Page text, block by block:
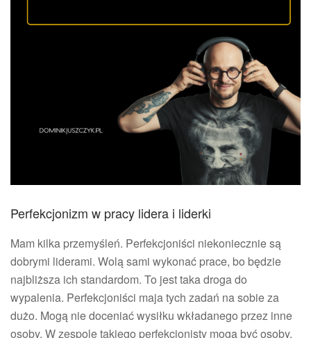
Perfekcjonizm w pracy lidera i liderki
Mam kilka przemyśleń. Perfekcjoniści niekoniecznie są
dobrymi liderami. Wolą sami wykonać prace, bo będzie
najbliższa ich standardom. To jest taka droga do
wypalenia. Perfekcjoniści maja tych zadań na sobie za
dużo. Mogą nie doceniać wysiłku wkładanego przez inne
osoby. W zespole takiego perfekcjonisty mogą być osoby,